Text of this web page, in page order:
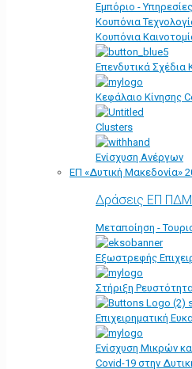
Εμπόριο - Υπηρεσίες
Κουπόνια
Κουπόνια
Επενδυτικά Σχέδια
Κεφάλαιο Κίνησης
Clusters
Ενίσχυση Ανέργων
ΕΠ «Δυτική Μακεδονία»
Δράσεις ΕΠ
Μεταποίηση -
Εξωστρεφής
Στήριξη
Επιχειρηματική
Ενίσχυση Μικρών
Covid-19 στην